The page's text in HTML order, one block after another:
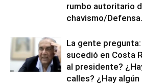
rumbo autoritario
chavismo/
La gente
sucedió en Costa
al presidente?
calles? ¿Hay